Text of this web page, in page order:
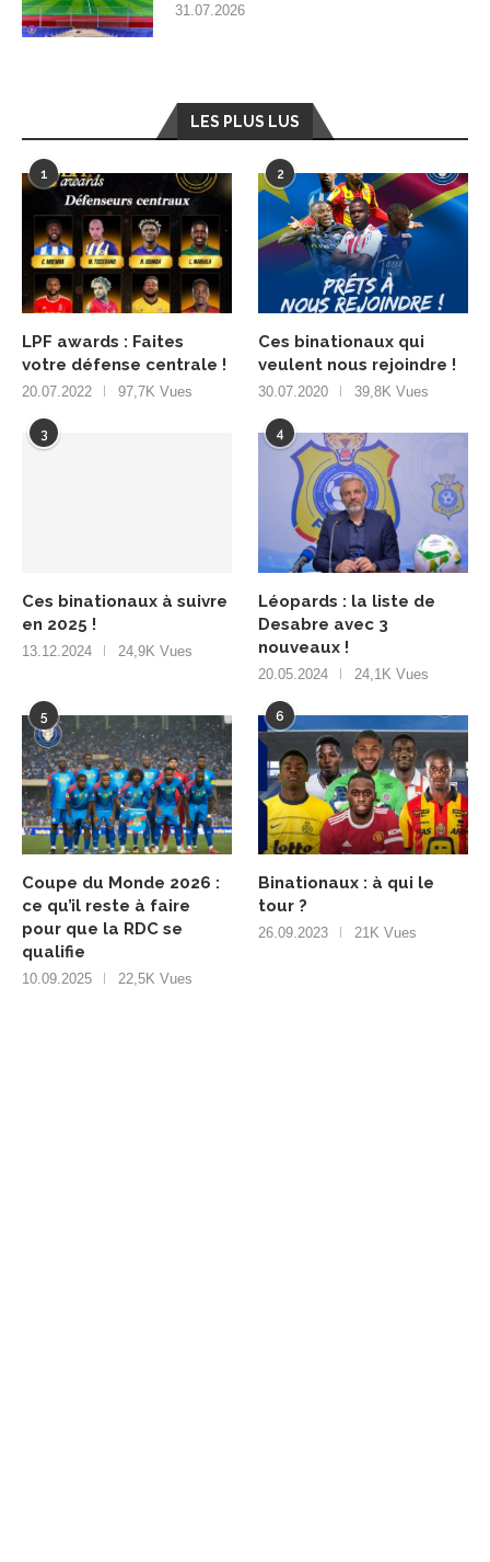
31.07.2026
LES PLUS LUS
1
LPF awards : Faites
votre défense centrale !
20.07.2022 97,7K Vues
2
Ces binationaux qui
veulent nous rejoindre !
30.07.2020 39,8K Vues
3
Ces binationaux à suivre
en 2025 !
13.12.2024 24,9K Vues
4
Léopards : la liste de
Desabre avec 3
nouveaux !
20.05.2024 24,1K Vues
5
Coupe du Monde 2026 :
ce qu’il reste à faire
pour que la RDC se
qualifie
10.09.2025 22,5K Vues
6
Binationaux : à qui le
tour ?
26.09.2023 21K Vues